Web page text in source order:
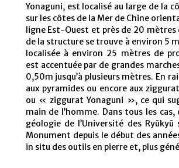
Yonaguni, est localisé au large de la
sur les côtes de la Mer de Chine
ligne Est-Ouest et près de 20 mètres
de la structure se trouve à environ 5
localisée à environ 25 mètres de
est accentuée par de grandes
0,50m jusqu’à plusieurs mètres. En
aux pyramides ou encore aux
ou « ziggurat Yonaguni », ce qui
main de l’homme. Dans tous les
géologie de l’Université des
Monument depuis le début des
in situ des outils en pierre et, plus